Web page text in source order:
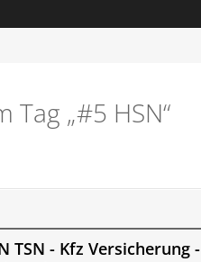
„#5​​​​​ HSN“
TSN - Kfz Versicherung -